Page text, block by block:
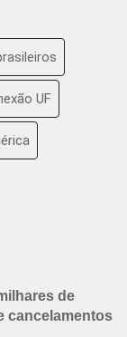
UF
de
cancelamentos